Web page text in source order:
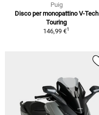
Puig
Disco per monopattino V-Tech
Touring
146,99 €1